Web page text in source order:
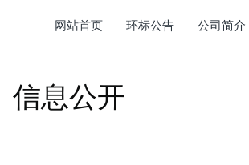
网站首页 环标公告 公司简介
信息公开